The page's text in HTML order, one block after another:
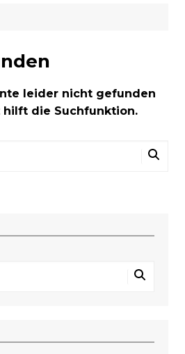
leider nicht gefunden
die Suchfunktion.